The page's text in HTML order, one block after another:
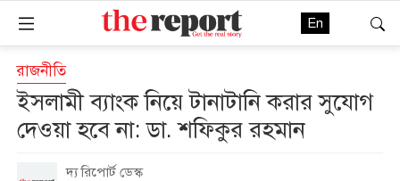
En
রাজনীতি
ইসলামী ব্যাংক নিয়ে টানাটানি করার সুযোগ
দেওয়া হবে না: ডা. শফিকুর রহমান
দ্য রিপোর্ট ডেস্ক